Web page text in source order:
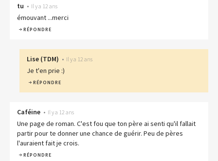
tu • Il y a 12 ans
émouvant ...merci
RÉPONDRE
Lise (TDM) • Il y a 12 ans
Je t'en prie :)
RÉPONDRE
Caféine • Il y a 12 ans
Une page de roman. C'est fou que ton père ai senti qu'il fallait
partir pour te donner une chance de guérir. Peu de pères
l'auraient fait je crois.
RÉPONDRE